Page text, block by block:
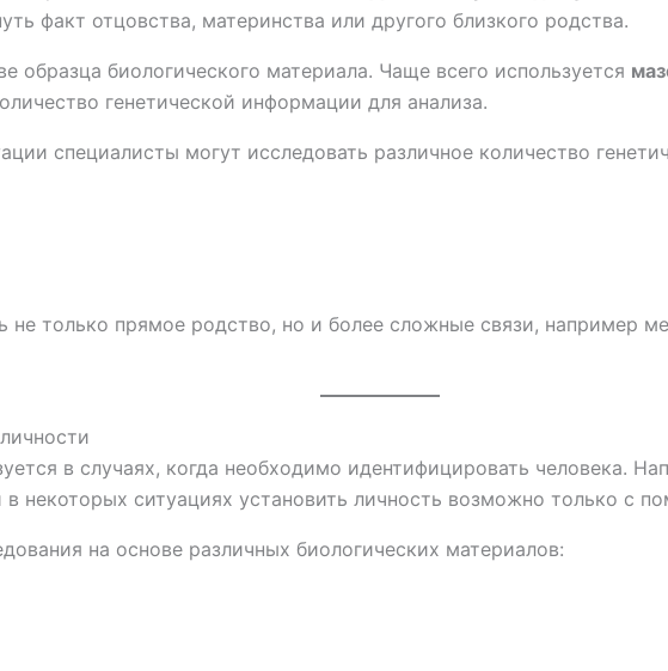
факт отцовства, материнства или другого близкого родства.
образца биологического материала. Чаще всего используется
генетической информации для анализа.
специалисты могут исследовать различное количество
не только прямое родство, но и более сложные связи, например
в случаях, когда необходимо идентифицировать человека.
некоторых ситуациях установить личность возможно только с
на основе различных биологических материалов: